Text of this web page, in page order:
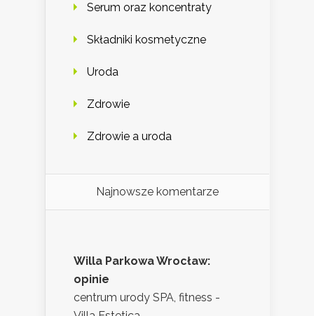
Serum oraz koncentraty
Składniki kosmetyczne
Uroda
Zdrowie
Zdrowie a uroda
Najnowsze komentarze
Willa Parkowa Wrocław:
opinie
centrum urody SPA, fitness -